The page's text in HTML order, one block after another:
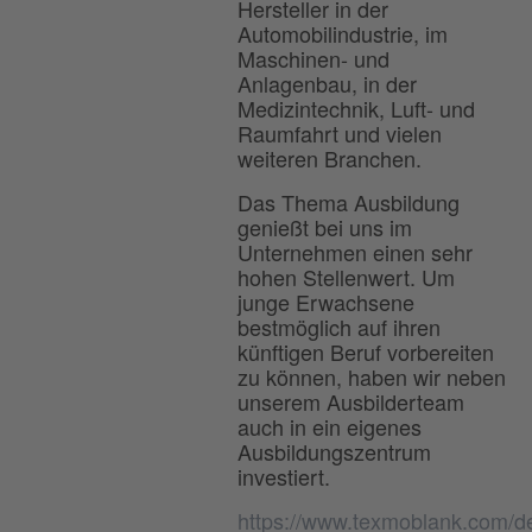
Hersteller in der
Automobilindustrie, im
Maschinen- und
Anlagenbau, in der
Medizintechnik, Luft- und
Raumfahrt und vielen
weiteren Branchen.
Das Thema Ausbildung
genießt bei uns im
Unternehmen einen sehr
hohen Stellenwert. Um
junge Erwachsene
bestmöglich auf ihren
künftigen Beruf vorbereiten
zu können, haben wir neben
unserem Ausbilderteam
auch in ein eigenes
Ausbildungszentrum
investiert.
https://www.texmoblank.com/